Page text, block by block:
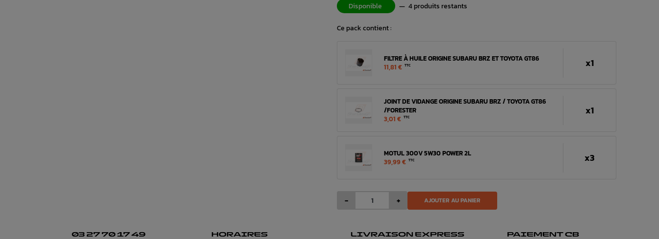
Disponible
— 4 produits restants
Ce pack contient :
FILTRE À HUILE ORIGINE SUBARU BRZ ET TOYOTA GT86
11,81 € TTC x1
JOINT DE VIDANGE ORIGINE SUBARU BRZ / TOYOTA GT86
/FORESTER
3,01 € TTC x1
MOTUL 300V 5W30 POWER 2L
39,99 € TTC x3
- + AJOUTER AU PANIER
03 27 70 17 49 HORAIRES LIVRAISON EXPRESS PAIEMENT CB